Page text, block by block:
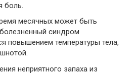
боль.
месячных может быть
синдром
повышением температуры тела,
неприятного запаха из